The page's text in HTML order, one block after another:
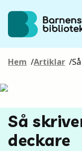
Hoppa till
Författare
Böcker
Hitta mer
Hem /Artiklar /
Så
deckare